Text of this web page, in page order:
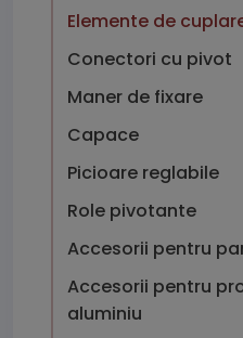
Elemente de
Conectori cu pivot
Maner de fixare
Capace
Picioare reglabile
Role pivotante
Accesorii pentru
Accesorii pentru
aluminiu